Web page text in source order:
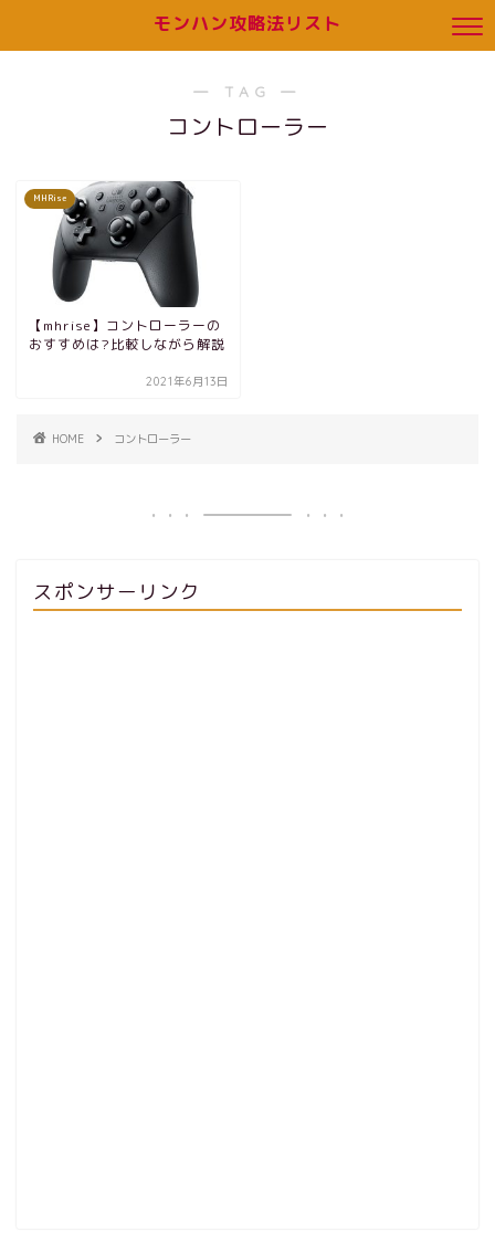
モンハン攻略法リスト
― TAG ―
コントローラー
MHRise
【mhrise】コントローラーの
おすすめは?比較しながら解説
2021年6月13日
HOME コントローラー
スポンサーリンク